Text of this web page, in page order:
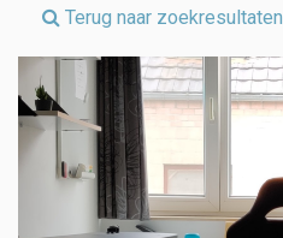
Terug naar zoekresultaten